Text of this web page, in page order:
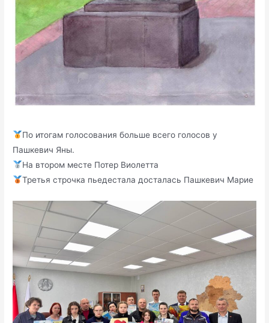
По итогам голосования больше всего голосов у
Пашкевич Яны.
На втором месте Потер Виолетта
Третья строчка пьедестала досталась Пашкевич Марие